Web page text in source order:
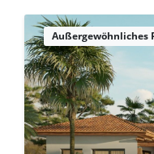
Außergewöhnliches